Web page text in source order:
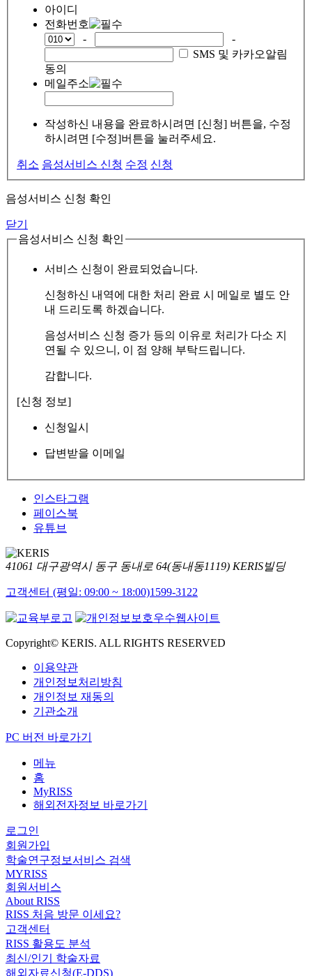
아이디
전화번호
-
-
SMS 및 카카오알림
동의
메일주소
작성하신 내용을 완료하시려면 [신청] 버튼을, 수정
하시려면 [수정]버튼을 눌러주세요.
취소 음성서비스 신청 수정 신청
음성서비스 신청 확인
닫기
음성서비스 신청 확인
서비스 신청이 완료되었습니다.
신청하신 내역에 대한 처리 완료 시 메일로 별도 안
내 드리도록 하겠습니다.
음성서비스 신청 증가 등의 이유로 처리가 다소 지
연될 수 있으니, 이 점 양해 부탁드립니다.
감합니다.
[신청 정보]
신청일시
답변받을 이메일
인스타그램
페이스북
유튜브
41061 대구광역시 동구 동내로 64(동내동1119) KERIS빌딩
고객센터 (평일: 09:00 ~ 18:00)1599-3122
Copyright© KERIS. ALL RIGHTS RESERVED
이용약관
개인정보처리방침
개인정보 재동의
기관소개
PC 버전 바로가기
메뉴
홈
MyRISS
해외전자정보 바로가기
로그인
회원가입
학술연구정보서비스 검색
MYRISS
회원서비스
About RISS
RISS 처음 방문 이세요?
고객센터
RISS 활용도 분석
최신/인기 학술자료
해외자료신청(E-DDS)